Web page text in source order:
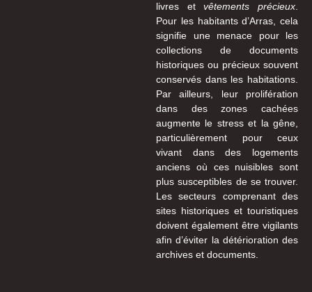
livres etvêtements précieux.
Pour les habitants d’Arras, cela
signifie une menace pour les
collections de documents
historiques ou précieux souvent
conservés dans les habitations.
Par ailleurs, leur prolifération
dans des zones cachées
augmente le stress et la gêne,
particulièrement pour ceux
vivant dans des logements
anciens où ces nuisibles sont
plus susceptibles de se trouver.
Les secteurs comprenant des
sites historiques et touristiques
doivent également être vigilants
afin d’éviter la détérioration des
archives et documents.